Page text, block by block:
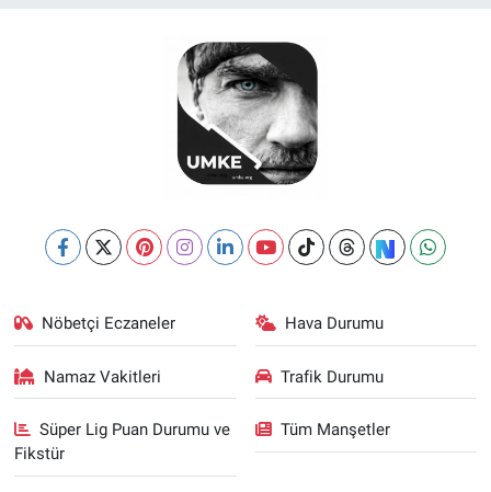
Nöbetçi Eczaneler Hava Durumu
Namaz Vakitleri Trafik Durumu
Süper Lig Puan Durumu ve
Fikstür
Tüm Manşetler